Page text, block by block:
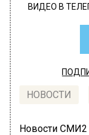
ВИДЕО В
НОВОСТИ
Новости СМИ2